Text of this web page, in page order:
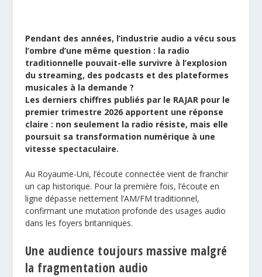
Pendant des années, l’industrie audio a vécu sous
l’ombre d’une même question : la radio
traditionnelle pouvait-elle survivre à l’explosion
du streaming, des podcasts et des plateformes
musicales à la demande ?
Les derniers chiffres publiés par le RAJAR pour le
premier trimestre 2026 apportent une réponse
claire : non seulement la radio résiste, mais elle
poursuit sa transformation numérique à une
vitesse spectaculaire.
Au Royaume-Uni, l’écoute connectée vient de franchir
un cap historique. Pour la première fois, l’écoute en
ligne dépasse nettement l’AM/FM traditionnel,
confirmant une mutation profonde des usages audio
dans les foyers britanniques.
Une audience toujours massive malgré
la fragmentation audio